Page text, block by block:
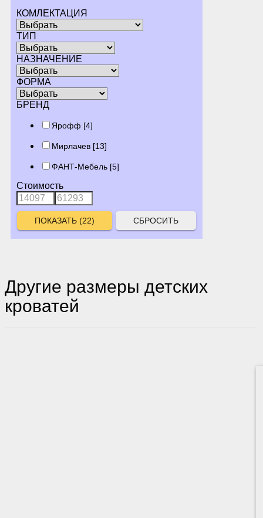
Другие размеры детских
кроватей
КОМЛЕКТАЦИЯ
ТИП
НАЗНАЧЕНИЕ
ФОРМА
БРЕНД
Ярофф [4]
Мирлачев [13]
ФАНТ-Мебель [5]
Стоимость
СБРОСИТЬ